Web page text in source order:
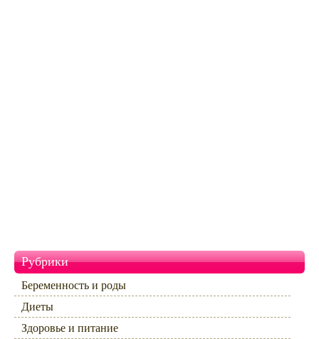
Рубрики
Беременность и роды
Диеты
Здоровье и питание